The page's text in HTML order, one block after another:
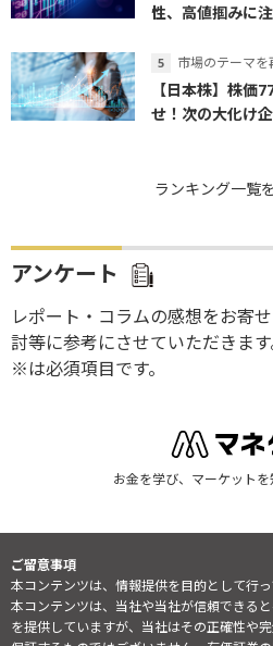
性、高値掴みに
市場のテーマを再
【日本株】株価
せ！次の大化け
ランキング一覧
アンケート
レポート・コラムの感想をお寄
討等に参考にさせていただきます
※は必須項目です。
お金を学び、マーケット
ご留意事項
本コンテンツは、情報提供を目的として行っ
本コンテンツは、当社や当社が信頼できる
を提供していますが、当社はその正確性や